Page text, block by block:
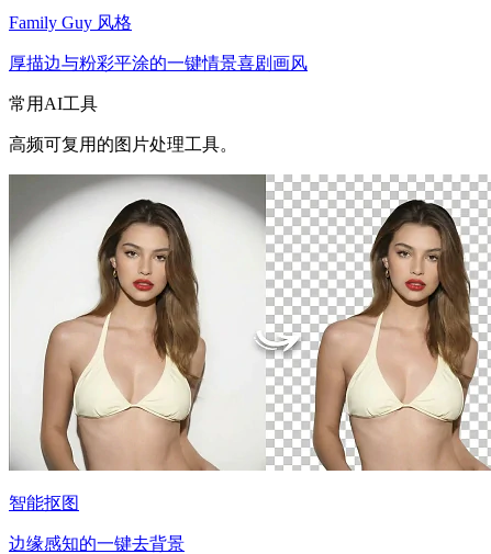
Family Guy 风格
厚描边与粉彩平涂的一键情景喜剧画风
常用AI工具
高频可复用的图片处理工具。
智能抠图
边缘感知的一键去背景